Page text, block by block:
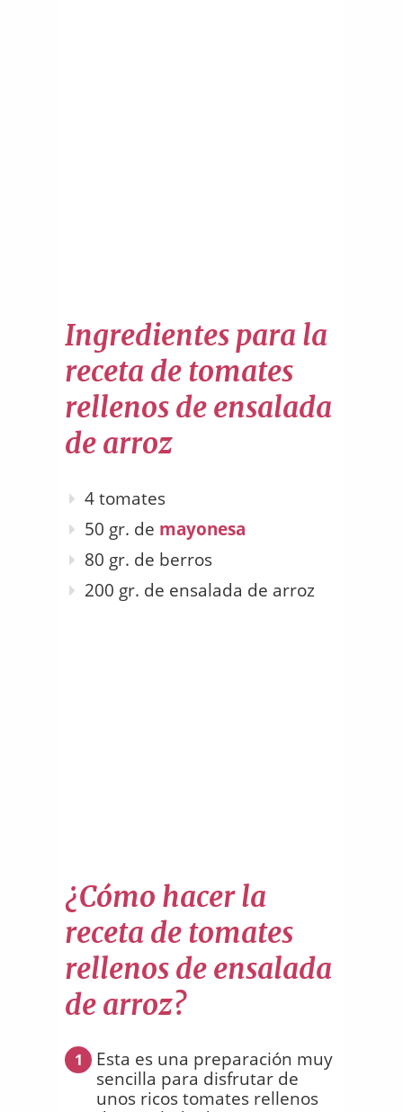
Ingredientes para la
receta de tomates
rellenos de ensalada
de arroz
4 tomates
50 gr. de mayonesa
80 gr. de berros
200 gr. de ensalada de arroz
¿Cómo hacer la
receta de tomates
rellenos de ensalada
de arroz?
1
Esta es una preparación muy
sencilla para disfrutar de
unos ricos tomates rellenos